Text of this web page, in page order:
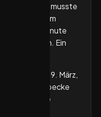
Gerrit Genz musste
der zu einem
33. Spielminute
werden. Ein
Montag, den 9. März,
Lübbecke
in die
19.30 Uhr.